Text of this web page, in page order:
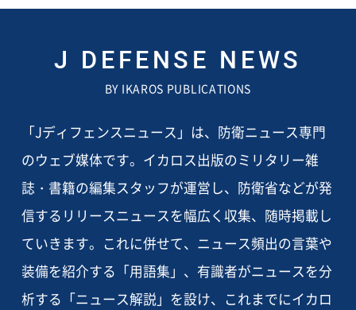
J DEFENSE NEWS
BY IKAROS PUBLICATIONS
「Jディフェンスニュース」は、防衛ニュース専門
のウェブ媒体です。イカロス出版のミリタリー雑
誌・書籍の編集スタッフが運営し、防衛省などが発
信するリリースニュースを幅広く収集、随時掲載し
ていきます。これに併せて、ニュース頻出の言葉や
装備を紹介する「用語集」、有識者がニュースを分
析する「ニュース解説」を設け、これまでにイカロ